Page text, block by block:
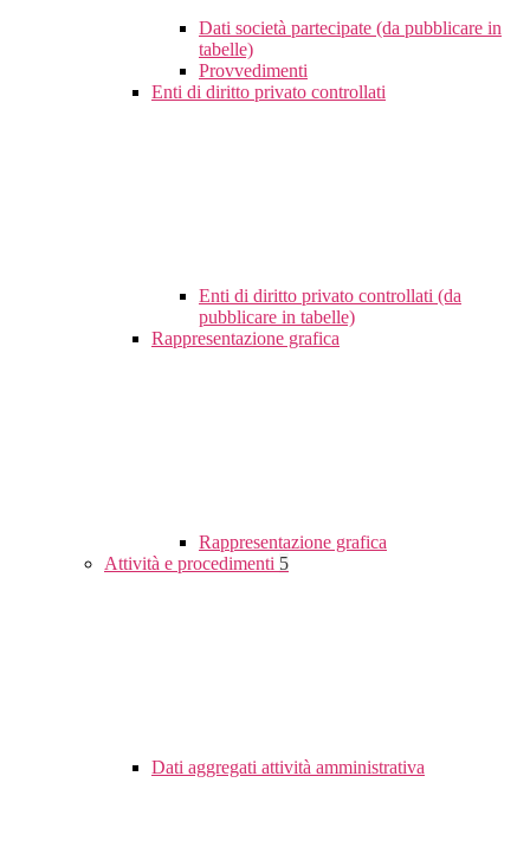
Dati società partecipate (da pubblicare in
tabelle)
Provvedimenti
Enti di diritto privato controllati
Enti di diritto privato controllati (da
pubblicare in tabelle)
Rappresentazione grafica
Rappresentazione grafica
Attività e procedimenti 5
Dati aggregati attività amministrativa